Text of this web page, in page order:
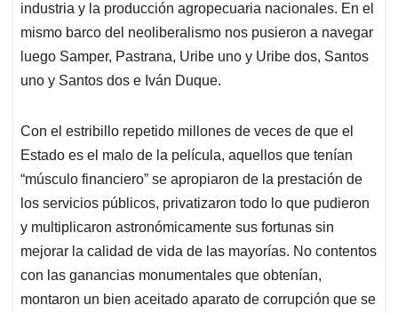
industria y la producción agropecuaria nacionales. En el
mismo barco del neoliberalismo nos pusieron a navegar
luego Samper, Pastrana, Uribe uno y Uribe dos, Santos
uno y Santos dos e Iván Duque.
Con el estribillo repetido millones de veces de que el
Estado es el malo de la película, aquellos que tenían
“músculo financiero” se apropiaron de la prestación de
los servicios públicos, privatizaron todo lo que pudieron
y multiplicaron astronómicamente sus fortunas sin
mejorar la calidad de vida de las mayorías. No contentos
con las ganancias monumentales que obtenían,
montaron un bien aceitado aparato de corrupción que se